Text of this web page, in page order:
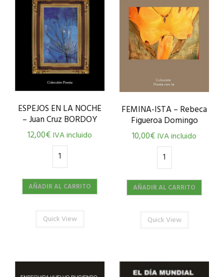
ESPEJOS EN LA NOCHE
– Juan Cruz BORDOY
12,00€IVA incluido
AÑADIR AL CARRITO
Quick View
FEMINA-ISTA – Rebeca
Figueroa Domingo
10,00€IVA incluido
AÑADIR AL CARRITO
Quick View